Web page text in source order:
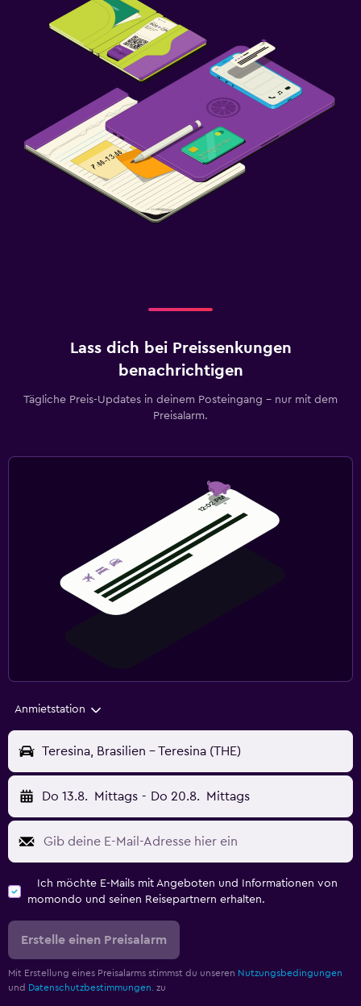
Lass dich bei Preissenkungen
benachrichtigen
Tägliche Preis-Updates in deinem Posteingang – nur mit dem
Preisalarm.
Anmietstation
Teresina, Brasilien - Teresina (THE)
Do 13.8. Mittags - Do 20.8. Mittags
Ich möchte E-Mails mit Angeboten und Informationen von
momondo und seinen Reisepartnern erhalten.
Erstelle einen Preisalarm
Mit Erstellung eines Preisalarms stimmst du unseren Nutzungsbedingungen
und Datenschutzbestimmungen. zu